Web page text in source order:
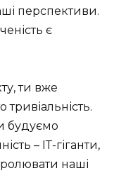
перспективи.
є
ти вже
будуємо
– ІТ-гіганти,
наші